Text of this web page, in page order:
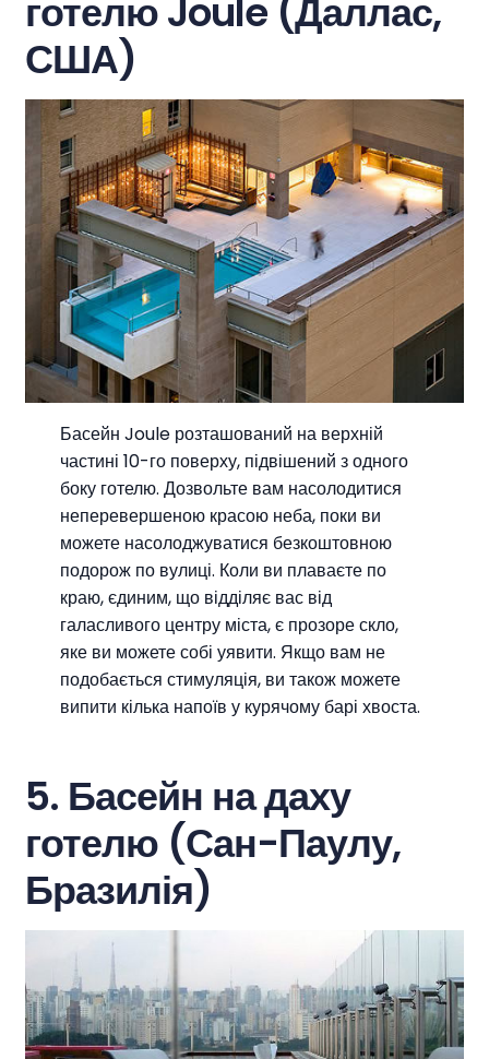
готелю Joule (Даллас,
США)
Басейн Joule розташований на верхній
частині 10-го поверху, підвішений з одного
боку готелю. Дозвольте вам насолодитися
неперевершеною красою неба, поки ви
можете насолоджуватися безкоштовною
подорож по вулиці. Коли ви плаваєте по
краю, єдиним, що відділяє вас від
галасливого центру міста, є прозоре скло,
яке ви можете собі уявити. Якщо вам не
подобається стимуляція, ви також можете
випити кілька напоїв у курячому барі хвоста.
5. Басейн на даху
готелю (Сан-Паулу,
Бразилія)